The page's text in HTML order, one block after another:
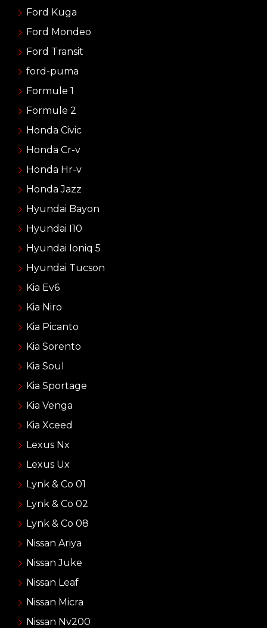
Ford Kuga
Ford Mondeo
Ford Transit
ford-puma
Formule 1
Formule 2
Honda Civic
Honda Cr-v
Honda Hr-v
Honda Jazz
Hyundai Bayon
Hyundai I10
Hyundai Ioniq 5
Hyundai Tucson
Kia Ev6
Kia Niro
Kia Picanto
Kia Sorento
Kia Soul
Kia Sportage
Kia Venga
Kia Xceed
Lexus Nx
Lexus Ux
Lynk & Co 01
Lynk & Co 02
Lynk & Co 08
Nissan Ariya
Nissan Juke
Nissan Leaf
Nissan Micra
Nissan Nv200